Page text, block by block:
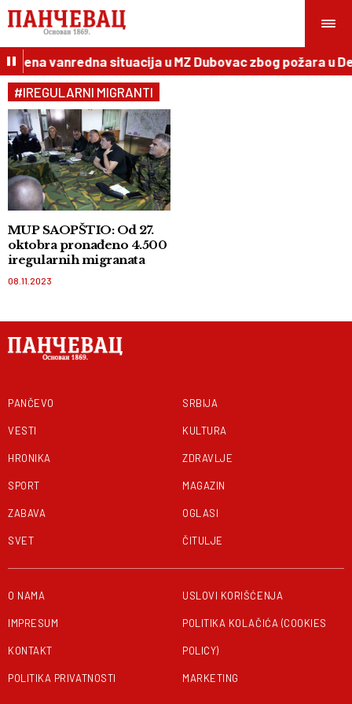
vanredna situacija u MZ Dubovac zbog požara u
#IREGULARNI MIGRANTI
MUP SAOPŠTIO: Od 27.
oktobra pronađeno 4.500
iregularnih migranata
08.11.2023
PANČEVO
VESTI
HRONIKA
SPORT
ZABAVA
SVET
SRBIJA
KULTURA
ZDRAVLJE
MAGAZIN
OGLASI
ČITULJE
O NAMA
IMPRESUM
KONTAKT
POLITIKA PRIVATNOSTI
USLOVI KORIŠĆENJA
POLITIKA KOLAČIĆA (COOKIES
POLICY)
MARKETING